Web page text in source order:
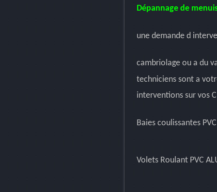
Dépannage de
une demande d
cambriolage ou a du
techniciens sont a
interventions sur vos
Baies coulissantes
Volets Roulant PVC